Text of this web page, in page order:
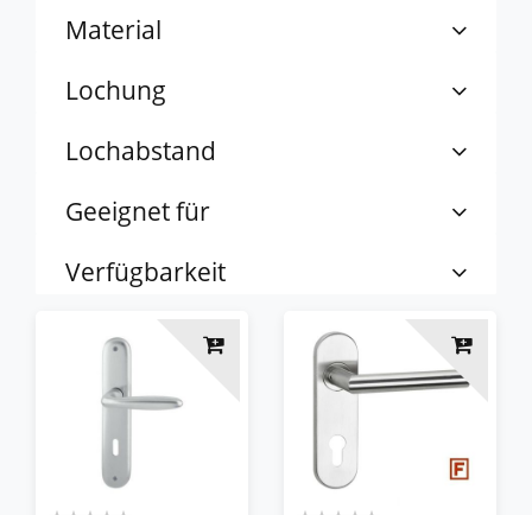
Material
Lochung
Lochabstand
Geeignet für
Verfügbarkeit